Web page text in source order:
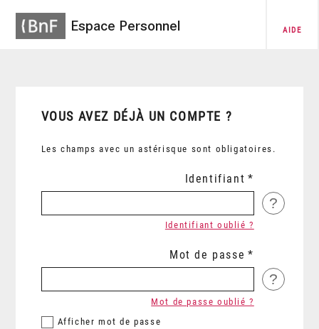
Espace Personnel AIDE
VOUS AVEZ DÉJÀ UN COMPTE ?
Les champs avec un astérisque sont obligatoires.
Identifiant
?
Identifiant oublié ?
Mot de passe
?
Afficher mot de passe
Mot de passe oublié ?